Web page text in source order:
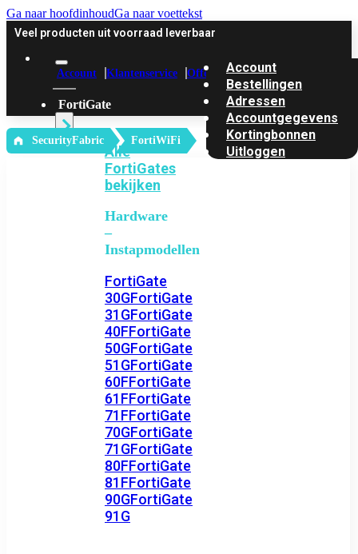
Ga naar hoofdinhoudGa naar voettekst
Veel producten uit voorraad leverbaar
Account Klantenservice Offerte
FortiGate
Alle
FortiGates
bekijken
Hardware
–
Instapmodellen
FortiGate
30GFortiGate
31GFortiGate
40FFortiGate
50GFortiGate
51GFortiGate
60FFortiGate
61FFortiGate
71FFortiGate
70GFortiGate
71GFortiGate
80FFortiGate
81FFortiGate
90GFortiGate
91G
Account
Bestellingen
Adressen
Accountgegevens
Kortingbonnen
Uitloggen
‎ SecurityFabric FortiWiFi